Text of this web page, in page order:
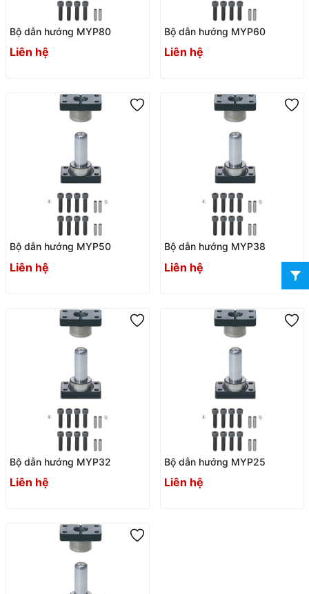
Bộ dẫn hướng MYP80
Liên hệ
Bộ dẫn hướng MYP60
Liên hệ
Bộ dẫn hướng MYP50
Liên hệ
Bộ dẫn hướng MYP38
Liên hệ
Bộ dẫn hướng MYP32
Liên hệ
Bộ dẫn hướng MYP25
Liên hệ